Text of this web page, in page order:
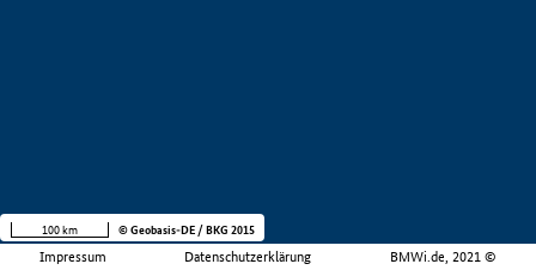
Impressum Datenschutzerklärung BMWi.de, 2021 ©
100 km © Geobasis-DE / BKG 2015